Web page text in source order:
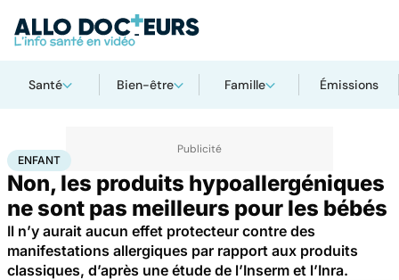
Santé Bien-être Famille Émissions
AccueilFamille
ENFANT
Non, les produits hypoallergéniques
ne sont pas meilleurs pour les bébés
Il n’y aurait aucun effet protecteur contre des
manifestations allergiques par rapport aux produits
classiques, d’après une étude de l’Inserm et l’Inra.